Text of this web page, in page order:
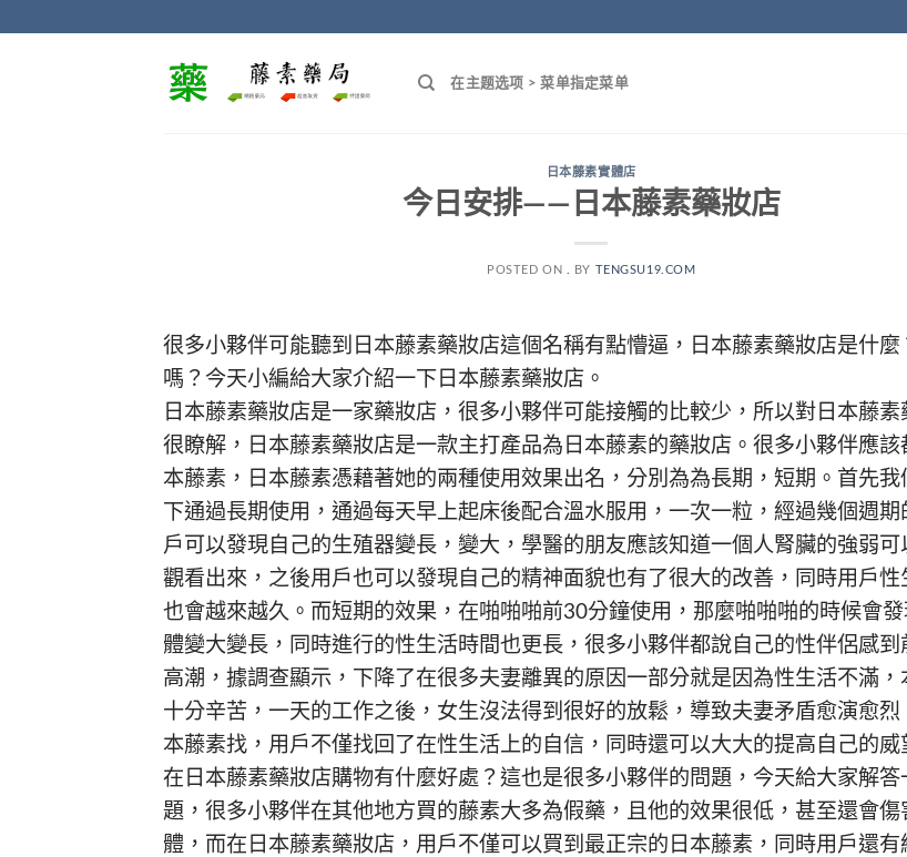
在主题选项 > 菜单指定菜单
日本藤素實體店
今日安排——日本藤素藥妝店
POSTED ON BY TENGSU19.COM
很多小夥伴可能聽到 日本藤素藥妝店這個名稱有點懵逼， 日本藤素藥妝店是什麼
嗎？今天小編給大家介紹一下 日本藤素藥妝店。
日本藤素藥妝店是一家藥妝店，很多小夥伴可能接觸的比較少，所以對 日本藤素
很瞭解， 日本藤素藥妝店是一款主打產品為 日本藤素的藥妝店。很多小夥伴應該
本藤素 ， 日本藤素憑藉著她的兩種使用效果出名，分別為為長期，短期。首先我
下通過長期使用，通過每天早上起床後配合溫水服用，一次一粒，經過幾個週期
戶可以發現自己的生殖器變長，變大，學醫的朋友應該知道一個人腎臟的強弱可
觀看出來，之後用戶也可以發現自己的精神面貌也有了很大的改善，同時用戶性
也會越來越久。而短期的效果，在啪啪啪前30分鐘使用，那麼啪啪啪的時候會
體變大變長，同時進行的性生活時間也更長，很多小夥伴都說自己的性伴侶感到
高潮，據調查顯示，下降了在很多夫妻離異的原因一部分就是因為性生活不滿，
十分辛苦，一天的工作之後，女生沒法得到很好的放鬆，導致夫妻矛盾愈演愈烈
本藤素找，用戶不僅找回了在性生活上的自信，同時還可以大大的提高自己的威
在 日本藤素藥妝店購物有什麼好處？這也是很多小夥伴的問題，今天給大家解答
題，很多小夥伴在其他地方買的藤素大多為假藥，且他的效果很低，甚至還會傷
體，而在 日本藤素藥妝店，用戶不僅可以買到最正宗的 日本藤素 ，同時用戶還有